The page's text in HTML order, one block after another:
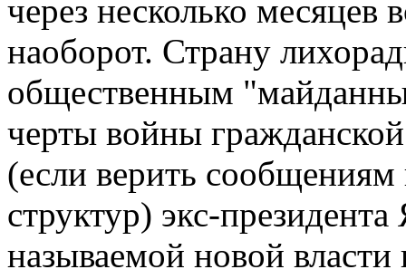
через несколько месяцев
наоборот. Страну
общественным
черты войны
(если верить сообщениям
структур) экс-
называемой новой